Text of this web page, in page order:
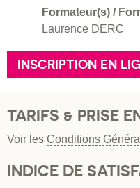
Formateur(s) /
Laurence DERC
INSCRIPTION EN
TARIFS & PRISE
Voir les Conditions
INDICE DE